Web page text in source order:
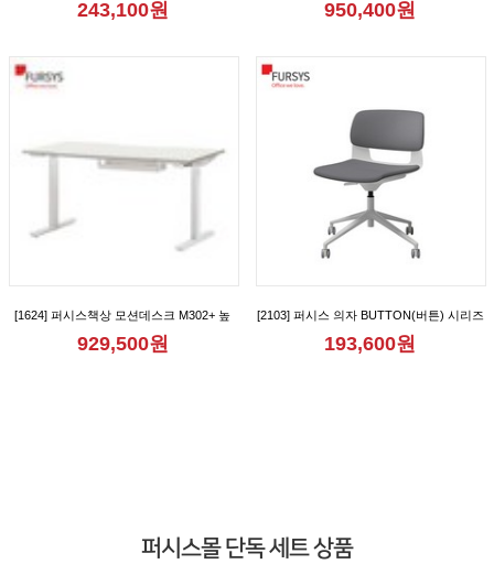
[FND712CB_FND712CBM_FND712CR_FND712CRM_FND712CRA_FND712CRAM]
243,100원 950,400원
[1624] 퍼시스책상 모션데스크 M302+ 높
이조절책상 [FKD018N]
929,500원
[2103] 퍼시스 의자 BUTTON(버튼) 시리즈
회의용 학생용 리프트업 캐스터 사무용 의
자 [CH0020MQ_CH0020MQD]
193,600원
퍼시스몰 단독 세트 상품